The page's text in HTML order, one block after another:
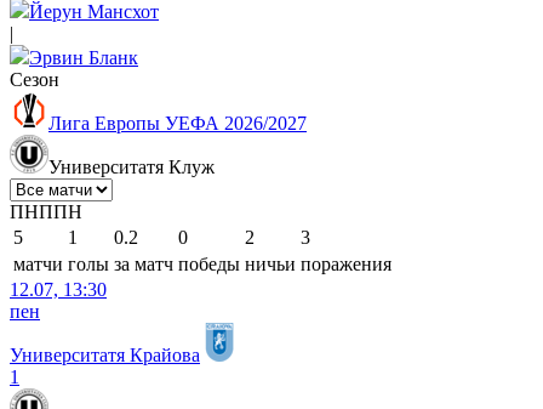
Йерун Мансхот
Эрвин Бланк
Сезон
Лига Европы УЕФА 2026/2027
Университатя Клуж
ПНППН
5
1 0.2 0 2
3
матчи голы за матч победы ничьи поражения
12.07, 13:30
пен
Университатя Крайова
1